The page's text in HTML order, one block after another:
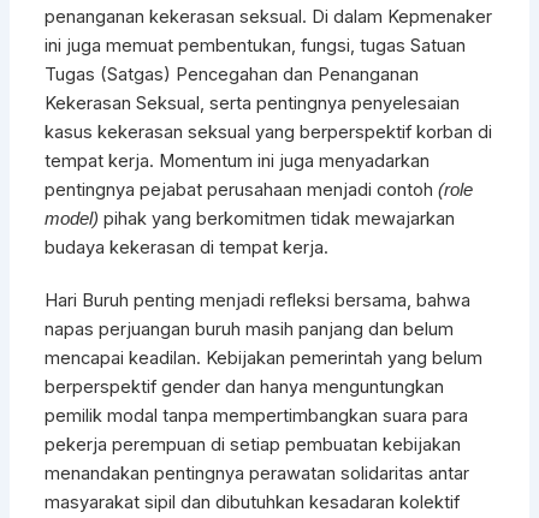
penanganan kekerasan seksual. Di dalam Kepmenaker
ini juga memuat pembentukan, fungsi, tugas Satuan
Tugas (Satgas) Pencegahan dan Penanganan
Kekerasan Seksual, serta pentingnya penyelesaian
kasus kekerasan seksual yang berperspektif korban di
tempat kerja. Momentum ini juga menyadarkan
pentingnya pejabat perusahaan menjadi contoh(role
model) pihak yang berkomitmen tidak mewajarkan
budaya kekerasan di tempat kerja.
Hari Buruh penting menjadi refleksi bersama, bahwa
napas perjuangan buruh masih panjang dan belum
mencapai keadilan. Kebijakan pemerintah yang belum
berperspektif gender dan hanya menguntungkan
pemilik modal tanpa mempertimbangkan suara para
pekerja perempuan di setiap pembuatan kebijakan
menandakan pentingnya perawatan solidaritas antar
masyarakat sipil dan dibutuhkan kesadaran kolektif